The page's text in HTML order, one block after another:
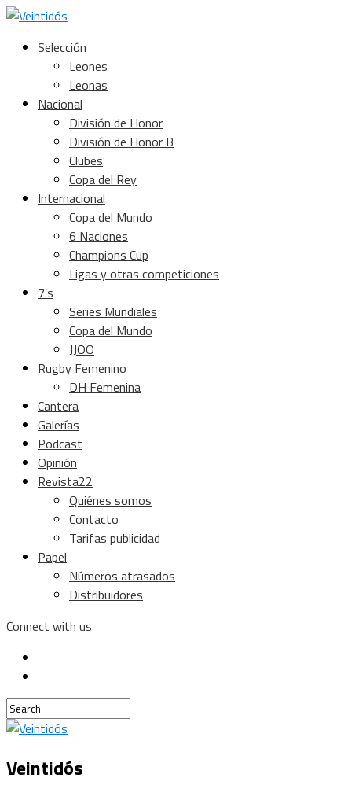
Selección
Leones
Leonas
Nacional
División de Honor
División de Honor B
Clubes
Copa del Rey
Internacional
Copa del Mundo
6 Naciones
Champions Cup
Ligas y otras competiciones
7’s
Series Mundiales
Copa del Mundo
JJOO
Rugby Femenino
DH Femenina
Cantera
Galerías
Podcast
Opinión
Revista22
Quiénes somos
Contacto
Tarifas publicidad
Papel
Números atrasados
Distribuidores
Connect with us
Veintidós